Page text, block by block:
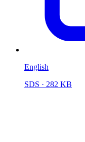
English
SDS · 282 KB